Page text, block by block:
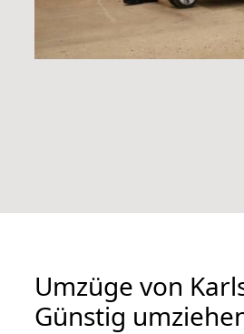
Umzüge von
Günstig